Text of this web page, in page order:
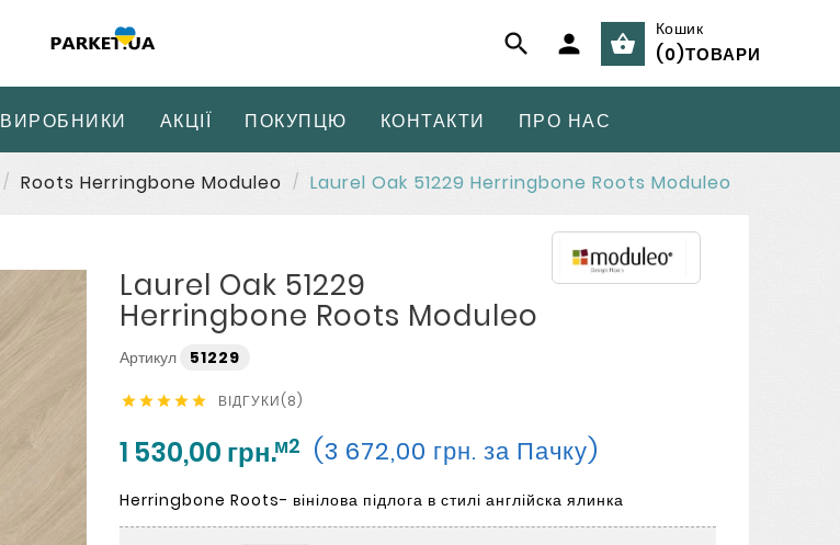
  
Кошик
(0)ТОВАРИ
ВИРОБНИКИ АКЦІЇ ПОКУПЦЮ КОНТАКТИ ПРО НАС
Roots Herringbone Moduleo Laurel Oak 51229 Herringbone Roots Moduleo
Laurel Oak 51229
Herringbone Roots Moduleo
Артикул 51229
     ВІДГУКИ(8)
1 530,00 грн.м2 (3 672,00 грн. за Пачку)
Herringbone Roots- вінілова підлога в стилі англійска ялинка